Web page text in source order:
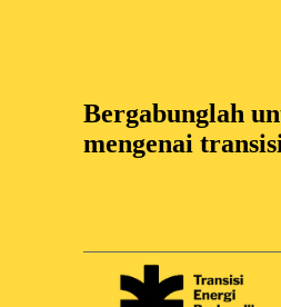
Bergabunglah
mengenai